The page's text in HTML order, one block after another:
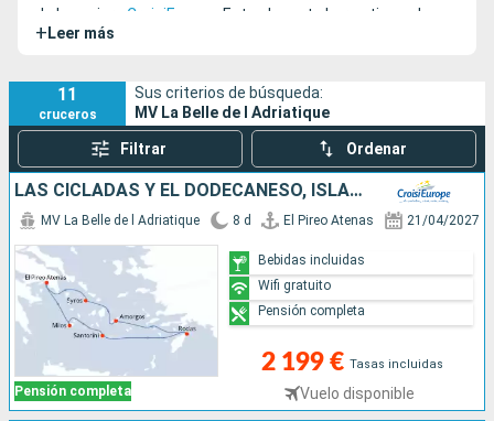
de la naviera CroisiEurope
. Este elegante barco tiene el
tamaño perfecto para
hacia los destinos costeros más bellos e históricos.
+ Leer más
11
cruceros
Sus criterios de búsqueda:
MV La Belle de l Adriatique
Filtrar Ordenar
LAS CÍCLADAS Y EL DODECANESO, ISLAS SECRETAS DEL MAR EGEO (FORMULA PUERTO/PUERTO)
Pensión completa
MV La Belle de l Adriatique 8 d El Pireo Atenas 21/04/2027
2 199 € Tasas incluidas
Vuelo disponible
Bebidas incluidas
Wifi gratuito
Pensión completa